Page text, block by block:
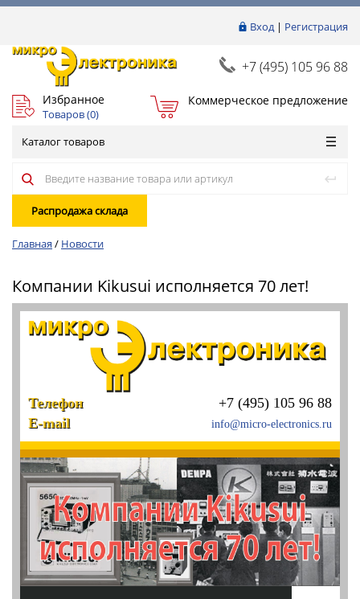
Вход| Регистрация
+7 (495) 105 96 88
Избранное
Товаров (0)
Коммерческое предложение
Каталог товаров
Распродажа склада
Главная / Новости
Компании Kikusui исполняется 70 лет!
Телефон
+7 (495) 105 96 88
E-mail
info@micro-electronics.ru